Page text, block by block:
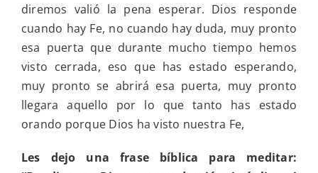
diremos valió la pena esperar. Dios responde
cuando hay Fe, no cuando hay duda, muy pronto
esa puerta que durante mucho tiempo hemos
visto cerrada, eso que has estado esperando,
muy pronto se abrirá esa puerta, muy pronto
llegara aquello por lo que tanto has estado
orando porque Dios ha visto nuestra Fe,
Les dejo una frase bíblica para meditar: